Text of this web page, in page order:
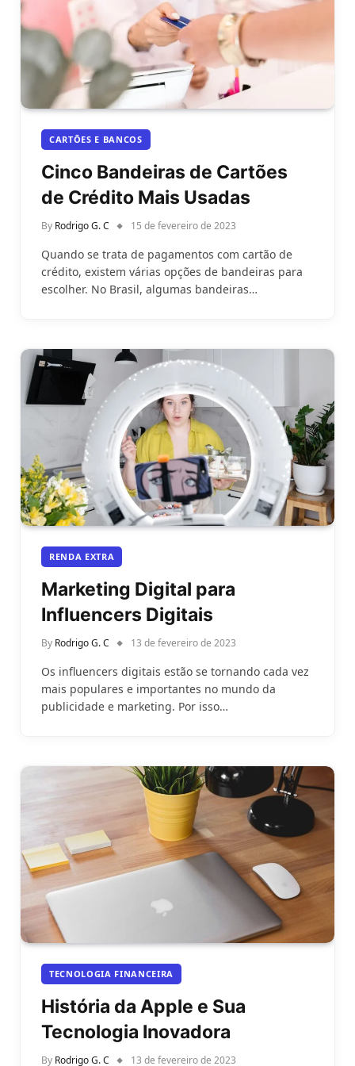
CARTÕES E BANCOS
Cinco Bandeiras de Cartões
de Crédito Mais Usadas
By Rodrigo G. C 15 de fevereiro de 2023
Quando se trata de pagamentos com cartão de
crédito, existem várias opções de bandeiras para
escolher. No Brasil, algumas bandeiras…
RENDA EXTRA
Marketing Digital para
Influencers Digitais
By Rodrigo G. C 13 de fevereiro de 2023
Os influencers digitais estão se tornando cada vez
mais populares e importantes no mundo da
publicidade e marketing. Por isso…
TECNOLOGIA FINANCEIRA
História da Apple e Sua
Tecnologia Inovadora
By Rodrigo G. C 13 de fevereiro de 2023